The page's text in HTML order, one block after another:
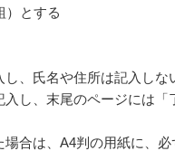
）とする
、氏名や住所は記入しな
し、末尾のページには「
合は、A4判の用紙に、